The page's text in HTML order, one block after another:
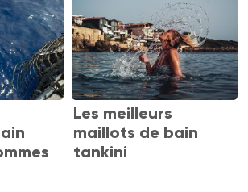
Les meilleurs
maillots de bain
tankini